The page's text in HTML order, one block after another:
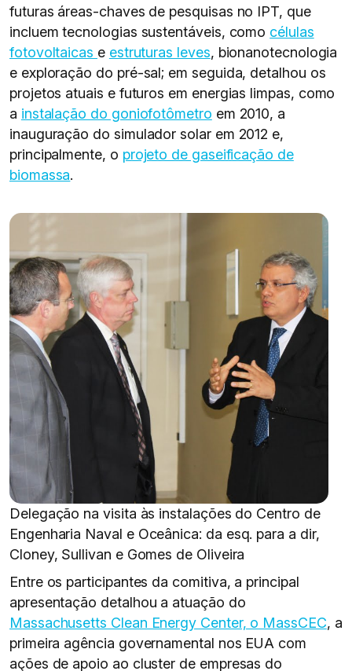
futuras áreas-chaves de pesquisas no IPT, que
incluem tecnologias sustentáveis, como células
fotovoltaicas e estruturas leves, bionanotecnologia
e exploração do pré-sal; em seguida, detalhou os
projetos atuais e futuros em energias limpas, como
a instalação do goniofotômetro em 2010, a
inauguração do simulador solar em 2012 e,
principalmente, o projeto de gaseificação de
biomassa.
Delegação na visita às instalações do Centro de
Engenharia Naval e Oceânica: da esq. para a dir,
Cloney, Sullivan e Gomes de Oliveira
Entre os participantes da comitiva, a principal
apresentação detalhou a atuação do
Massachusetts Clean Energy Center, o MassCEC, a
primeira agência governamental nos EUA com
ações de apoio ao cluster de empresas do